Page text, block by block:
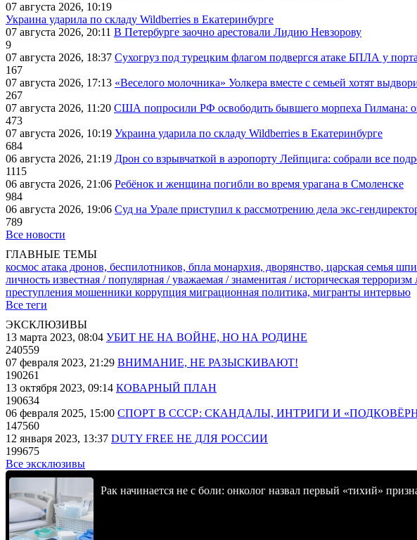
07 августа 2026, 10:19
Украина ударила по складу Wildberries в Екатеринбурге
07 августа 2026, 20:11 В Петербурге заочно арестовали Лидию Невзорову
9
07 августа 2026, 18:37 Сухогруз под турецким флагом подвергся атаке БПЛА у
167
07 августа 2026, 17:13 «Веселого молочника» Уолкера вместе с семьей хотят
267
07 августа 2026, 11:20 США попросили РФ освободить бывшего морпеха Гилмана:
473
07 августа 2026, 10:19 Украина ударила по складу Wildberries в Екатеринбурге
684
06 августа 2026, 21:19 Дрон со взрывчаткой в аэропорту Лейпцига: собрали все
1115
06 августа 2026, 21:06 Ребёнок и женщина погибли во время урагана в Смоленске
984
06 августа 2026, 19:06 Суд на Урале приступил к рассмотрению дела экс-
789
Все новости
ГЛАВНЫЕ ТЕМЫ
космос атака дронов, беспилотников, бпла монархия, дворянство, царская семья
личность известная / популярная / уважаемая / знаменитая / историческая терроризм
преступления мошенники коррупция миграционная политика, мигранты интервью
Все теги
ЭКСКЛЮЗИВЫ
13 марта 2023, 08:04 УБИТ НЕ НА ВОЙНЕ, НО НА РОДИНЕ
240559
07 февраля 2023, 21:29 ВНИМАНИЕ, НЕ РАЗЫСКИВАЮТ!
190261
13 октября 2023, 09:14 КОВАРНЫЙ ПЛАН
190634
06 февраля 2025, 15:00 СПОРТ В СССР: СКАНДАЛЫ, ИНТРИГИ И
147560
12 января 2023, 13:37 DUTY FREE НЕ ДЛЯ РОССИИ
199675
Все эксклюзивы
Рак начинается не с боли: онколог назвал первый «тихий»